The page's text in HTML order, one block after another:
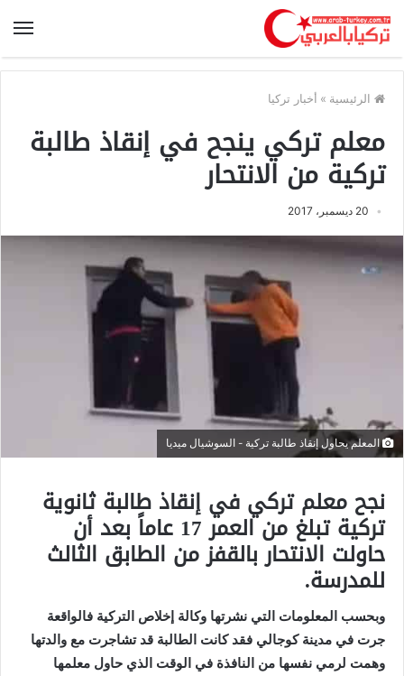
الرئيسية » أخبار تركيا
معلم تركي ينجح في إنقاذ طالبة
تركية من الانتحار
20 ديسمبر، 2017
المعلم يحاول إنقاذ طالبة تركية - السوشيال ميديا
نجح معلم تركي في إنقاذ طالبة ثانوية
تركية تبلغ من العمر 17 عاماً بعد أن
حاولت الانتحار بالقفز من الطابق الثالث
للمدرسة.
وبحسب المعلومات التي نشرتها وكالة إخلاص التركية فالواقعة
جرت في مدينة كوجالي فقد كانت الطالبة قد تشاجرت مع والدتها
وهمت لرمي نفسها من النافذة في الوقت الذي حاول معلمها